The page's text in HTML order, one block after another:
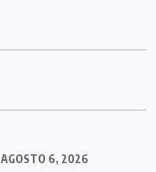
AGOSTO 6, 2026